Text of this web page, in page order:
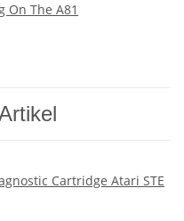
On The A81